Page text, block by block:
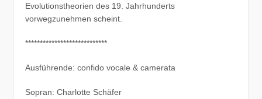
Evolutionstheorien des 19. Jahrhunderts
vorwegzunehmen scheint.
****************************
Ausführende: confido vocale & camerata
Sopran: Charlotte Schäfer